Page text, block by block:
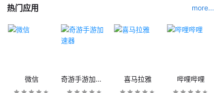
热门应用 more...
微信 奇游手游加速器 喜马拉雅 哔哩哔哩